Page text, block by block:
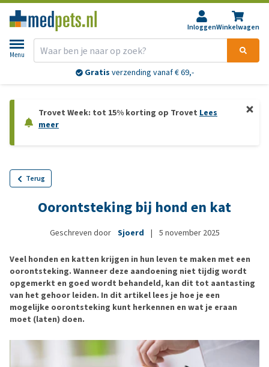
InloggenWinkelwagen
Menu
Gratis verzending vanaf € 69,-
Trovet Week: tot 15% korting op Trovet Lees
meer
Terug
Oorontsteking bij hond en kat
Geschreven door Sjoerd | 5 november 2025
Veel honden en katten krijgen in hun leven te maken met een
oorontsteking. Wanneer deze aandoening niet tijdig wordt
opgemerkt en goed wordt behandeld, kan dit tot aantasting
van het gehoor leiden. In dit artikel lees je hoe je een
mogelijke oorontsteking kunt herkennen en wat je eraan
moet (laten) doen.